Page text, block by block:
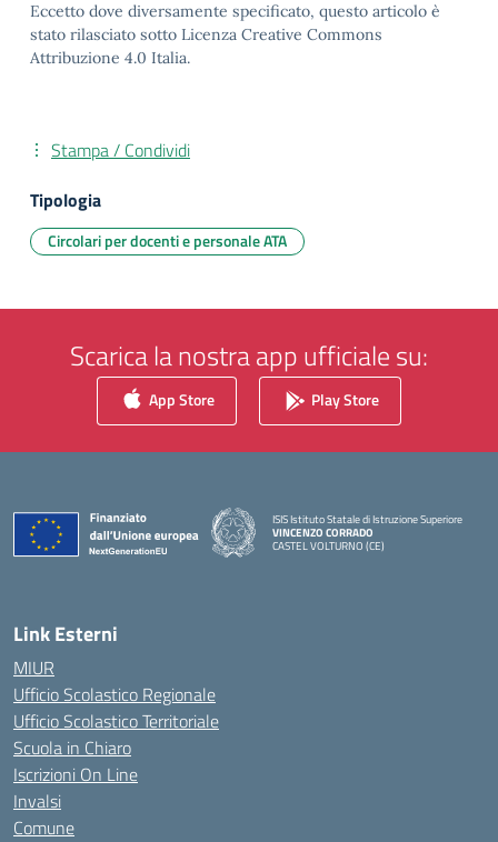
Eccetto dove diversamente specificato, questo articolo è
stato rilasciato sotto Licenza Creative Commons
Attribuzione 4.0 Italia.
Stampa / Condividi
Tipologia
Circolari per docenti e personale ATA
Scarica la nostra app ufficiale su:
App Store Play Store
ISIS Istituto Statale di Istruzione Superiore
VINCENZO CORRADO
CASTEL VOLTURNO (CE)
Link Esterni
MIUR
Ufficio Scolastico Regionale
Ufficio Scolastico Territoriale
Scuola in Chiaro
Iscrizioni On Line
Invalsi
Comune